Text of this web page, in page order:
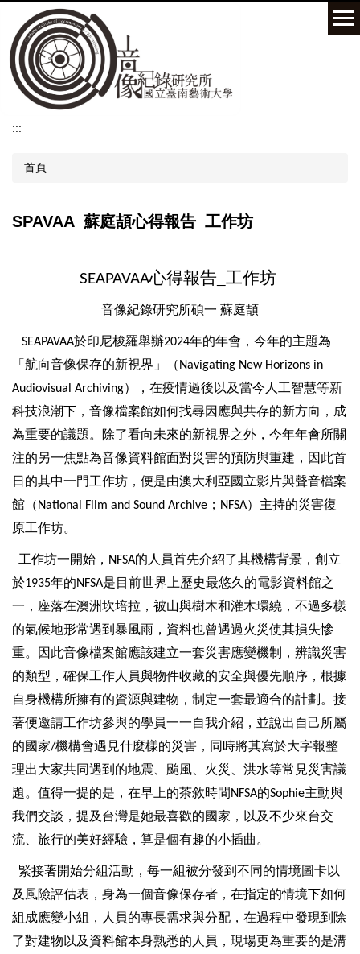
到
主
要
內
:::
首頁
SPAVAA_蘇庭頡心得報告_工作坊
SEAPAVAA心得報告_工作坊
音像紀錄研究所碩一 蘇庭頡
SEAPAVAA於印尼梭羅舉辦2024年的年會，今年的主題為
「航向音像保存的新視界」（Navigating New Horizons in
Audiovisual Archiving）
，在疫情過後以及當今人工智慧等新
科技浪潮下，音像檔案館如何找尋因應與共存的新方向，成
為重要的議題。除了看向未來的新視界之外，今年年會所關
注的另一焦點為音像資料館面對災害的預防與重建，因此首
日的其中一門工作坊，便是由澳大利亞國立影片與聲音檔案
館（National Film and Sound Archive ； NFSA）主持的災害復
原工作坊。
工作坊一開始， NFSA的人員首先介紹了其機構背景，創立
於1935年的NFSA是目前世界上歷史最悠久的電影資料館之
一，座落在澳洲坎培拉，被山與樹木和灌木環繞，不過多樣
的氣候地形常遇到暴風雨，資料也曾遇過火災使其損失慘
重。因此音像檔案館應該建立一套災害應變機制，辨識災害
的類型，確保工作人員與物件收藏的安全與優先順序，根據
自身機構所擁有的資源與建物，制定一套最適合的計劃。接
著便邀請工作坊參與的學員一一自我介紹，並說出自己所屬
的國家/機構會遇見什麼樣的災害，同時將其寫於大字報整
理出大家共同遇到的地震、颱風、火災、洪水等常見災害議
題。值得一提的是，在早上的茶敘時間NFSA的Sophie主動與
我們交談，提及台灣是她最喜歡的國家，以及不少來台交
流、旅行的美好經驗，算是個有趣的小插曲。
緊接著開始分組活動，每一組被分發到不同的情境圖卡以
及風險評估表，身為一個音像保存者，在指定的情境下如何
組成應變小組，人員的專長需求與分配，在過程中發現到除
了對建物以及資料館本身熟悉的人員，現場更為重要的是溝